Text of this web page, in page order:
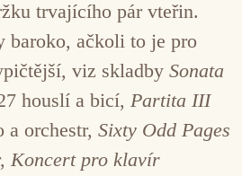
trvajícího pár vteřin.
baroko, ačkoli to je pro
viz skladby Sonata
houslí a bicí, Partita III
a orchestr, Sixty Odd Pages
Koncert pro klavír